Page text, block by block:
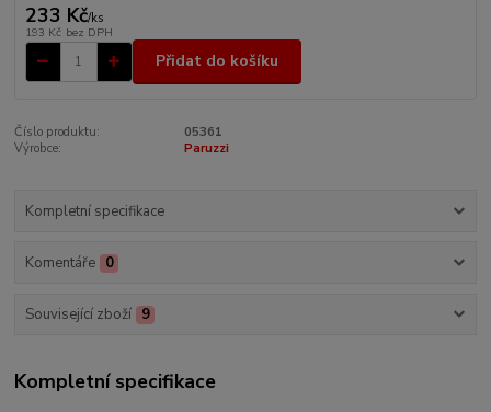
233 Kč/ks
193 Kč bez DPH
Přidat do košíku
Číslo produktu:
05361
Výrobce:
Paruzzi
Kompletní specifikace
Komentáře 0
Související zboží 9
Kompletní specifikace